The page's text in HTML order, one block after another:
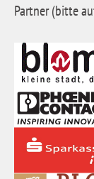
Partner (bitte